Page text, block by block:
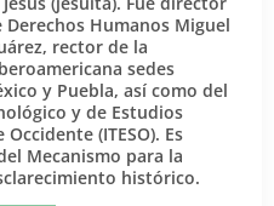
Humanos Miguel
rector de la
sedes
y Puebla, así como del
y de Estudios
(ITESO). Es
Mecanismo para la
histórico.